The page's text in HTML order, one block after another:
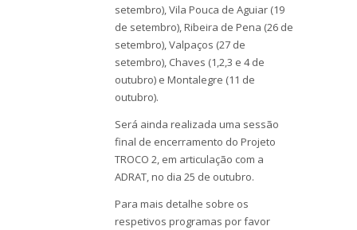
setembro), Vila Pouca de Aguiar (19
de setembro), Ribeira de Pena (26 de
setembro), Valpaços (27 de
setembro), Chaves (1,2,3 e 4 de
outubro) e Montalegre (11 de
outubro).
Será ainda realizada uma sessão
final de encerramento do Projeto
TROCO 2, em articulação com a
ADRAT, no dia 25 de outubro.
Para mais detalhe sobre os
respetivos programas por favor